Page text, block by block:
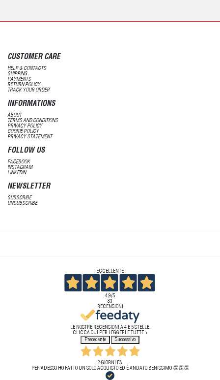
CUSTOMER CARE
HELP & CONTACTS
SHIPPING
PAYMENTS
RETURN POLICY
TRACK YOUR ORDER
INFORMATIONS
ABOUT
TERMS AND CONDITIONS
PRIVACY POLICY
COOKIE POLICY
PRIVACY STATEMENT
FOLLOW US
FACEBOOK
INSTAGRAM
LINKEDIN
NEWSLETTER
SUBSCRIBE
UNSUBSCRIBE
ECCELLENTE
4,9/5
83
RECENSIONI
LE NOSTRE RECENSIONI A 4 E 5 STELLE.
CLICCA QUI PER LEGGERLE TUTTE >
Precedente
Successivo
2 GIORNI FA
PER ADESSO HO FATTO UN SOLO ACQUISTO ED È ANDATO BENISSIMO 👏👏👏